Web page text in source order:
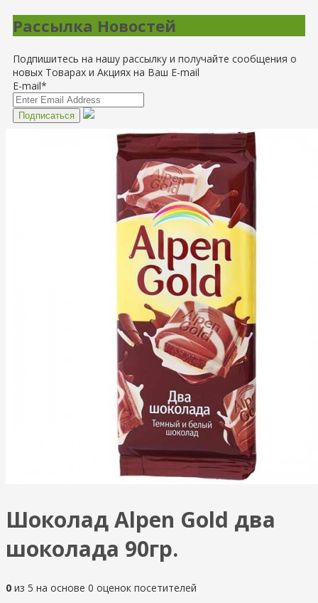
Рассылка Новостей
Подпишитесь на нашу рассылку и получайте сообщения о
новых Товарах и Акциях на Ваш E-mail
E-mail*
Шоколад Alpen Gold два
шоколада 90гр.
0 из 5 на основе 0 оценок посетителей